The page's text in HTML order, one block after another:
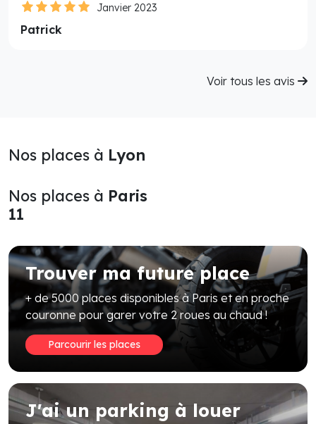
Janvier 2023
Patrick
Voir tous les avis
Nos places à Lyon
Nos places à Paris
11
Trouver ma future place
+ de 5000 places disponibles à Paris et en proche
couronne pour garer votre 2 roues au chaud !
Parcourir les places
J'ai un parking à louer